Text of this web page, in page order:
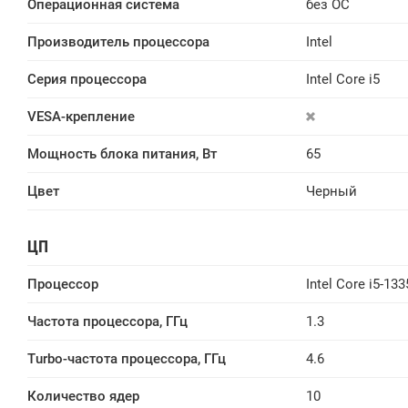
Операционная система без ОС
Производитель процессора Intel
Серия процессора Intel Core i5
VESA-крепление
Мощность блока питания, Вт 65
Цвет Черный
ЦП
Процессор Intel Core i5-
Частота процессора, ГГц 1.3
Turbo-частота процессора, ГГц 4.6
Количество ядер 10